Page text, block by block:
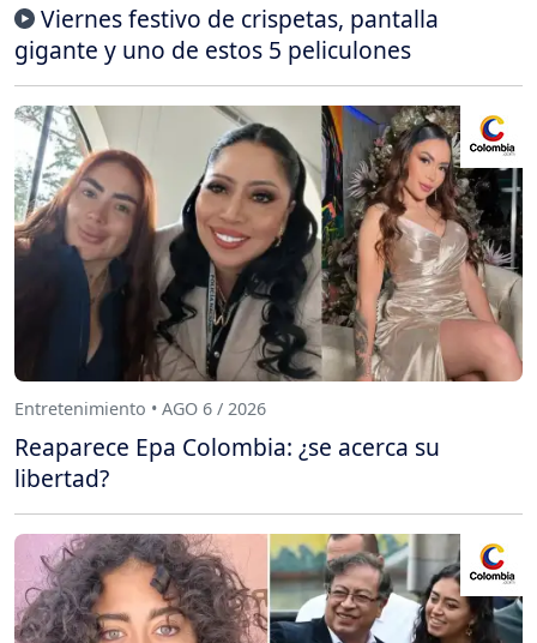
Viernes festivo de crispetas, pantalla
gigante y uno de estos 5 peliculones
Entretenimiento • AGO 6 / 2026
Reaparece Epa Colombia: ¿se acerca su
libertad?